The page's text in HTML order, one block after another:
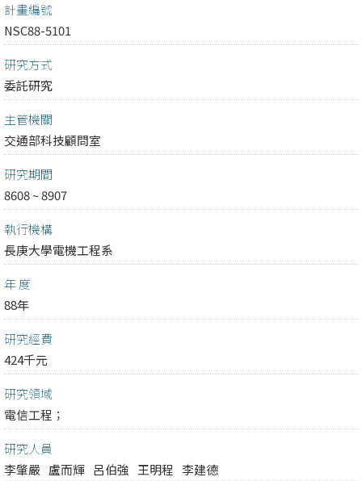
計畫編號
NSC88-5101
研究方式
委託研究
主管機關
交通部科技顧問室
研究期間
8608 ~ 8907
執行機構
長庚大學電機工程系
年 度
88年
研究經費
424千元
研究領域
電信工程；
研究人員
李肇嚴 盧而輝 呂伯強 王明程 李建德